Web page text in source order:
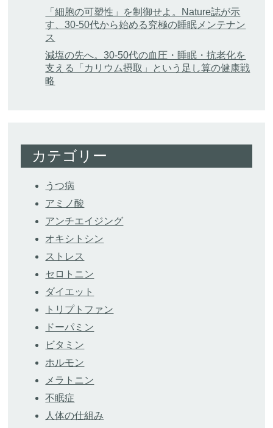
「細胞の可塑性」を制御せよ。Nature誌が示
す、30-50代から始める究極の睡眠メンテナン
ス
減塩の先へ。30-50代の血圧・睡眠・抗老化を
支える「カリウム摂取」という足し算の健康戦
略
カテゴリー
うつ病
アミノ酸
アンチエイジング
オキシトシン
ストレス
セロトニン
ダイエット
トリプトファン
ドーパミン
ビタミン
ホルモン
メラトニン
不眠症
人体の仕組み